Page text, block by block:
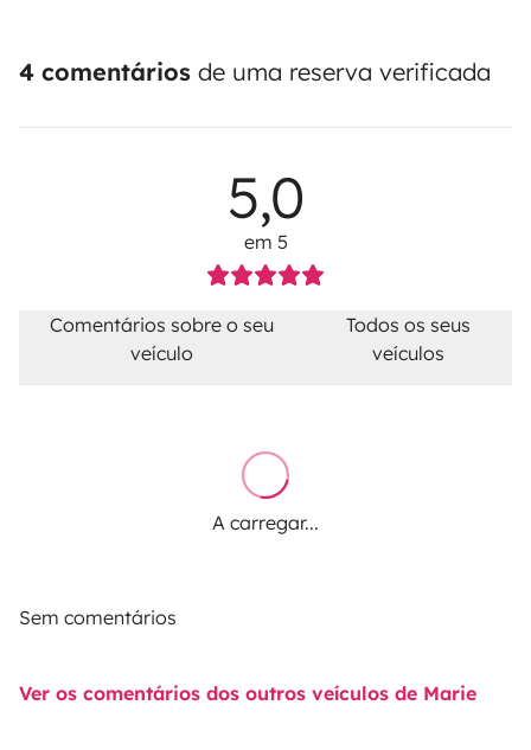
4 comentários de uma reserva verificada
5,0
em 5
Comentários sobre o seu
veículo
Todos os seus
veículos
A carregar...
Sem comentários
Ver os comentários dos outros veículos de Marie